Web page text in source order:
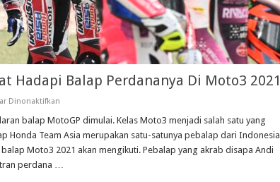
Hadapi Balap Perdananya Di Moto3 2021
Dinonaktifkanpada
Gilang
Hadapi
Balap
Perdananya
balap MotoGP dimulai. Kelas Moto3 menjadi salah satu yang
Honda Team Asia merupakan satu-satunya pebalap dari Indonesia
Moto3 2021 akan mengikuti. Pebalap yang akrab disapa Andi
perdana …